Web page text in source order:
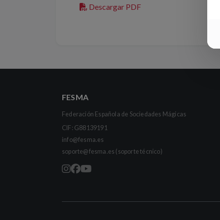
Descargar PDF
FESMA
Federación Española de Sociedades Mágicas
CIF: G88139191
info@fesma.es
soporte@fesma.es (soporte técnico)